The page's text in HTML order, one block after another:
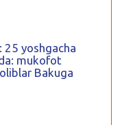
25 yoshgacha
mukofot
Bakuga